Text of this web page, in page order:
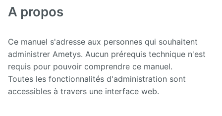
d'administration
paramétrage
et
d'intégration
Manuel
de
mise à
A propos
Ce manuel s'adresse aux personnes qui souhaitent
administrer Ametys. Aucun prérequis technique n'est
requis pour pouvoir comprendre ce manuel.
Toutes les fonctionnalités d'administration sont
accessibles à travers une interface web.